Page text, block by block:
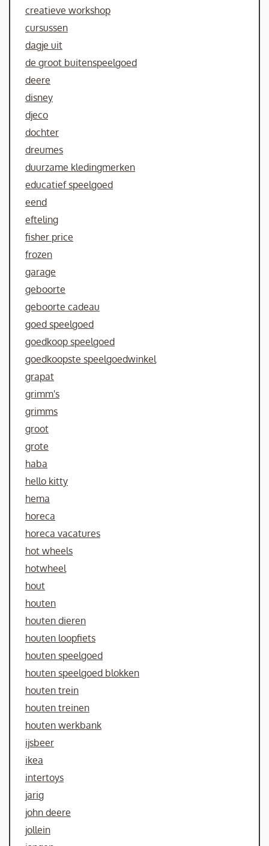
creatieve workshop
cursussen
dagje uit
de groot buitenspeelgoed
deere
disney
djeco
dochter
dreumes
duurzame kledingmerken
educatief speelgoed
eend
efteling
fisher price
frozen
garage
geboorte
geboorte cadeau
goed speelgoed
goedkoop speelgoed
goedkoopste speelgoedwinkel
grapat
grimm's
grimms
groot
grote
haba
hello kitty
hema
horeca
horeca vacatures
hot wheels
hotwheel
hout
houten
houten dieren
houten loopfiets
houten speelgoed
houten speelgoed blokken
houten trein
houten treinen
houten werkbank
ijsbeer
ikea
intertoys
jarig
john deere
jollein